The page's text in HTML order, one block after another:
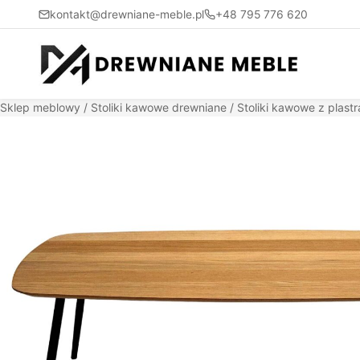
kontakt@drewniane-meble.pl +48 795 776 620
Sklep meblowy / Stoliki kawowe drewniane / Stoliki kawowe z